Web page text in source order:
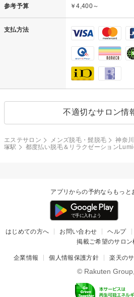
参考予算 ￥4,400～
支払方法
不適切なサロン情
エステサロン メンズ脱毛・髭脱毛 神奈
塚駅
都度払い脱毛＆リラクゼーション
アプリからの予約ならもっと
はじめての方へ お問い合わせ ヘルプ
掲載ご希望のサロン
企業情報 個人情報保護方針 楽天の
© Rakuten